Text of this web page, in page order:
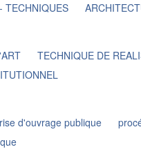
TECHNIQUES
TECHNIQUE DE
d'ouvrage publique